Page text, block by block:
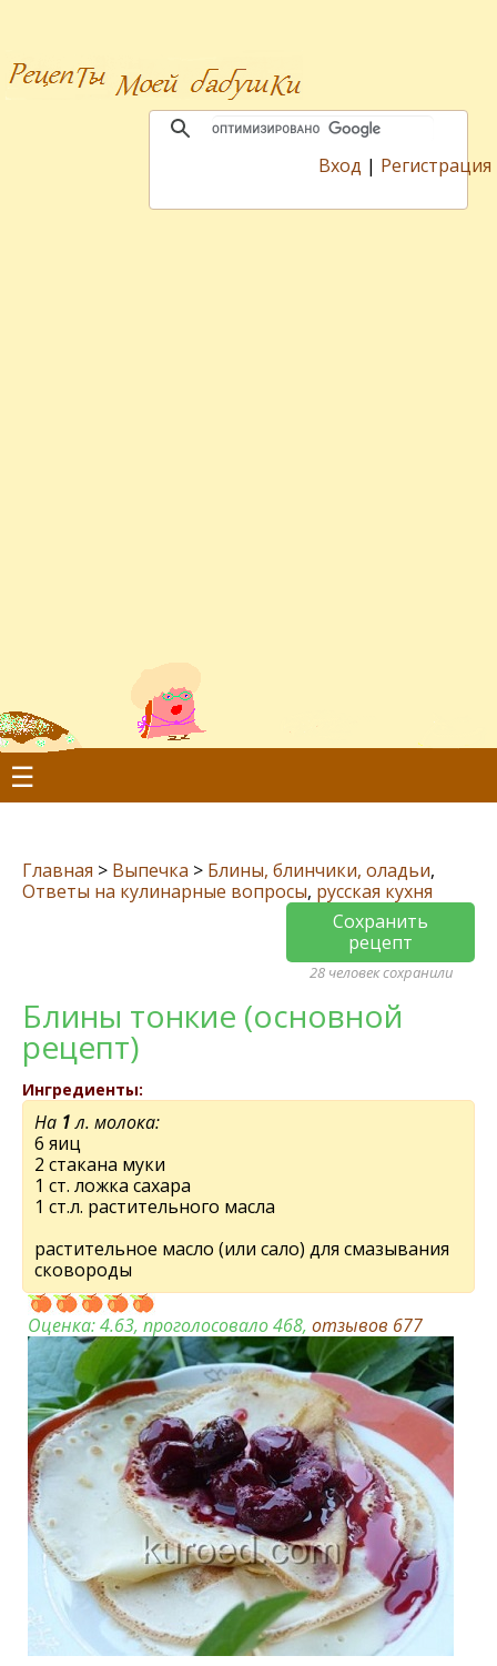
Вход | Регистрация
☰
Главная > Выпечка > Блины, блинчики, оладьи,
Ответы на кулинарные вопросы, русская кухня
Сохранить
рецепт
28 человек сохранили
Блины тонкиe (основной
рeцeпт)
Ингредиенты:
На 1л. молока:
6 яиц
2 стакана муки
1 ст. ложка сахара
1 ст.л. раститeльного масла
раститeльноe масло (или сало) для смазывания
сковороды
Оценка:4.63, проголосовало 468, отзывов 677